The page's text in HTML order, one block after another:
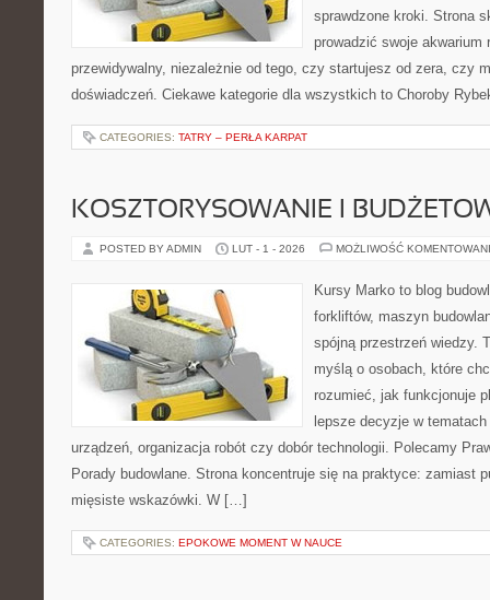
sprawdzone kroki. Strona
prowadzić swoje akwarium
przewidywalny, niezależnie od tego, czy startujesz od zera, czy
doświadczeń. Ciekawe kategorie dla wszystkich to Choroby
CATEGORIES: TATRY – PERŁA KARPAT
KOSZTORYSOWANIE I
POSTED BY ADMIN LUT - 1 - 2026 MOŻLIWOŚĆ
Kursy Marko to blog
forkliftów, maszyn
spójną przestrzeń wiedzy.
myślą o osobach, które
rozumieć, jak funkcjonuje
lepsze decyzje w
urządzeń, organizacja robót czy dobór technologii. Polecamy
Porady budowlane. Strona koncentruje się na praktyce: zamiast
mięsiste wskazówki. W […]
CATEGORIES: EPOKOWE MOMENT W NAUCE